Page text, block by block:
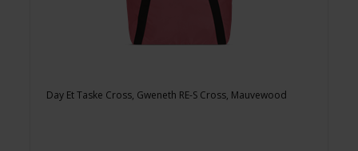
Day Et Taske Cross, Gweneth RE-S Cross, Mauvewood